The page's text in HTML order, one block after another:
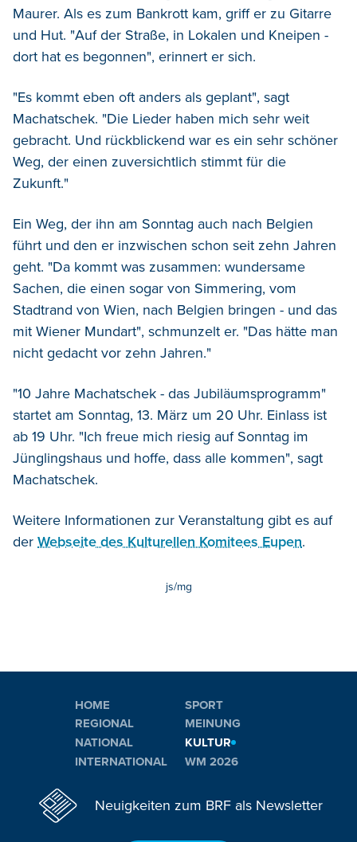
Maurer. Als es zum Bankrott kam, griff er zu Gitarre
und Hut. "Auf der Straße, in Lokalen und Kneipen -
dort hat es begonnen", erinnert er sich.
"Es kommt eben oft anders als geplant", sagt
Machatschek. "Die Lieder haben mich sehr weit
gebracht. Und rückblickend war es ein sehr schöner
Weg, der einen zuversichtlich stimmt für die
Zukunft."
Ein Weg, der ihn am Sonntag auch nach Belgien
führt und den er inzwischen schon seit zehn Jahren
geht. "Da kommt was zusammen: wundersame
Sachen, die einen sogar von Simmering, vom
Stadtrand von Wien, nach Belgien bringen - und das
mit Wiener Mundart", schmunzelt er. "Das hätte man
nicht gedacht vor zehn Jahren."
"10 Jahre Machatschek - das Jubiläumsprogramm"
startet am Sonntag, 13. März um 20 Uhr. Einlass ist
ab 19 Uhr. "Ich freue mich riesig auf Sonntag im
Jünglingshaus und hoffe, dass alle kommen", sagt
Machatschek.
Weitere Informationen zur Veranstaltung gibt es auf
der Webseite des Kulturellen Komitees Eupen.
js/mg
HOME
REGIONAL
NATIONAL
INTERNATIONAL
SPORT
MEINUNG
KULTUR
WM 2026
Neuigkeiten zum BRF als Newsletter